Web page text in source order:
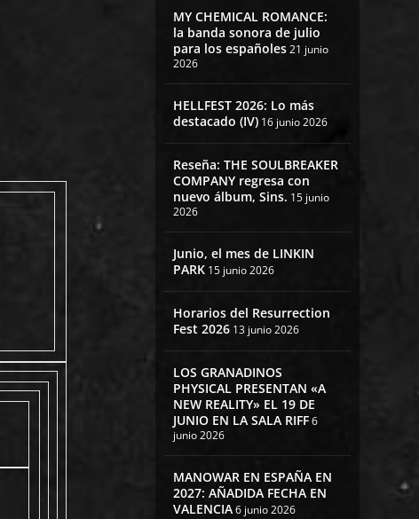
MY CHEMICAL ROMANCE:
la banda sonora de julio
para los españoles21 junio
2026
HELLFEST 2026: Lo más
destacado (IV) 16 junio 2026
Reseña: THE SOULBREAKER
COMPANY regresa con
nuevo álbum, Sins. 15 junio
2026
Junio, el mes de LINKIN
PARK 15 junio 2026
Horarios del Resurrection
Fest 2026 13 junio 2026
LOS GRANADINOS
PHYSICAL PRESENTAN «A
NEW REALITY» EL 19 DE
JUNIO EN LA SALA RIFF6
junio 2026
MANOWAR EN ESPAÑA EN
2027: AÑADIDA FECHA EN
VALENCIA6 junio 2026